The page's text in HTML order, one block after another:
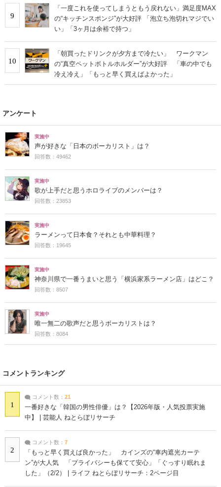
9
「一度これを使ってしまうともう戻れない」満足度MAX
の“キッチンスポンジ”が大好評 「泡立ち泡切れマジでい
い」「3ヶ月は余裕で持つ」
10
「朝買ったドリンクが夕方まで冷たい」 ワークマン
の“真空ペットボトルホルダー”が大好評 「車の中でも
冷え冷え」「もっと早く買えばよかった」
アンケート
実施中
声が好きな「日本のボーカリスト」は？
回答数：49462
実施中
歌が上手だと思うホロライブのメンバーは？
回答数：23853
実施中
ラーメンって日本食？それとも中華料理？
回答数：19645
実施中
神奈川県で一番うまいと思う「横浜家系ラーメン店」はどこ？
回答数：8507
実施中
唯一無二の歌声だと思うボーカリストは？
回答数：8084
コメントランキング
1
コメント数： 21
一番好きな「韓国の男性俳優」は？【2026年版・人気投票実施
中】 | 芸能人 ねとらぼリサーチ
2
コメント数： 7
「もっと早く買えば良かった」 カインズの“車内遮光カーテ
ン”が大人気 「プライバシーも保てて安心」「ぐっすり眠れま
した」（2/2） | ライフ ねとらぼリサーチ：2ページ目